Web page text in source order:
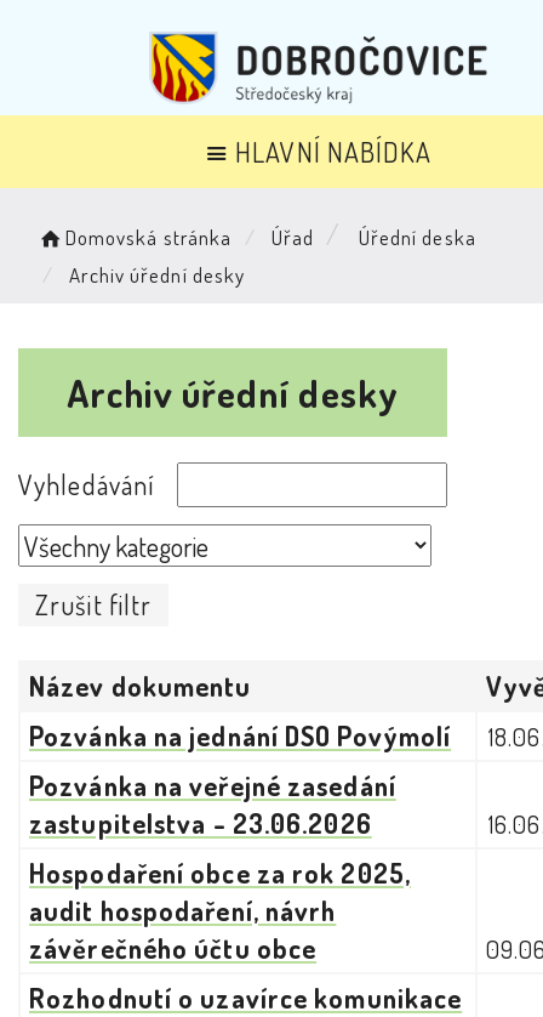
HLAVNÍ NABÍDKA
Domovská stránka Úřad
Úřední deska
Archiv úřední desky
Archiv úřední desky
Vyhledávání
Zrušit filtr
Název dokumentu
Pozvánka na jednání DSO Povýmolí
Pozvánka na veřejné zasedání
zastupitelstva - 23.06.2026
Hospodaření obce za rok 2025,
audit hospodaření, návrh
závěrečného účtu obce
Rozhodnutí o uzavírce komunikace